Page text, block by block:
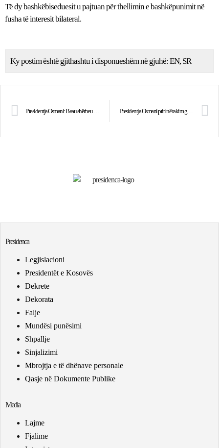
Të dy bashkëbiseduesit u pajtuan për thellimin e bashkëpunimit në
fusha të interesit bilateral.
Ky postim është gjithashtu i disponueshëm në gjuhë:EN SR
Presidentja Osmani priti në takim guvernatorin Mehmeti
Presidenca
Legjislacioni
Presidentët e Kosovës
Dekrete
Dekorata
Falje
Mundësi punësimi
Shpallje
Sinjalizimi
Mbrojtja e të dhënave personale
Qasje në Dokumente Publike
Media
Lajme
Fjalime